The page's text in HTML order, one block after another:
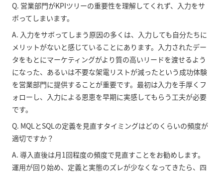
Q. 営業部門がKPIツリーの重要性を理解してくれず、入力をサ
ボってしまいます。
A. 入力をサボってしまう原因の多くは、入力しても自分たちに
メリットがないと感じていることにあります。入力されたデー
タをもとにマーケティングがより質の高いリードを渡せるよう
になった、あるいは不要な架電リストが減ったという成功体験
を営業部門に提供することが重要です。最初は入力を手厚くフ
ォローし、入力による恩恵を早期に実感してもらう工夫が必要
です。
Q. MQLとSQLの定義を見直すタイミングはどのくらいの頻度が
適切ですか？
A. 導入直後は月1回程度の頻度で見直すことをお勧めします。
運用が回り始め、定義と実態のズレが少なくなってきたら、四